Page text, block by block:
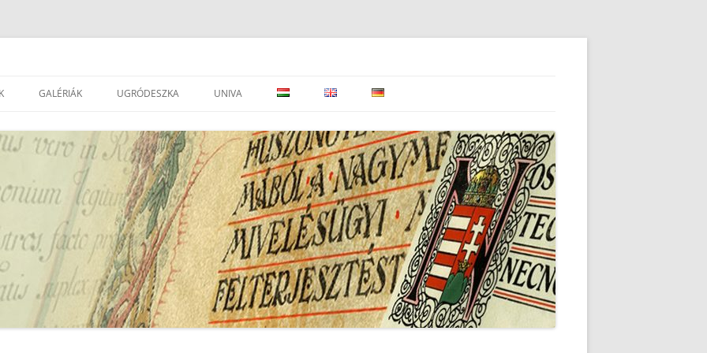
SZÉCSÉNYI M.: A RENDSZERVÁLTÁS
GYŰJTEMÉNY ARCHÍVUM
GALÉRIÁK
ESEMÉNYEK
UGRÓDESZKA
PORTÁLOK
TÁRSEGYESÜLETEK, INTÉZMÉNYEK
LEVÉLTÁRI, TÖRTÉNELMI
FOLYÓIRATOK
UNIVA
EAD IMPORTÁLÁSI SEGÉDLET ⇒
ATOM KÉZIKÖNYV
UNIVA FONDJEGYZÉK PÁLYÁZAT
UNIVA – DÁTUM JAVÍTÁS